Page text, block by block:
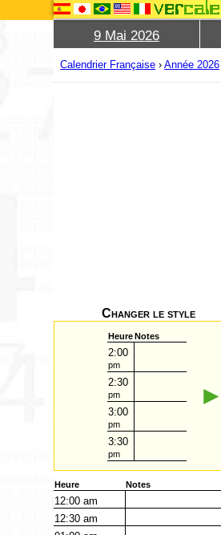
9 Mai 2026
Calendrier Française ›Année 2026
Changer le style
HeureNotes
2:00
pm
2:30
pm
3:00
pm
3:30
pm
►
Heure Notes
12:00am
12:30am